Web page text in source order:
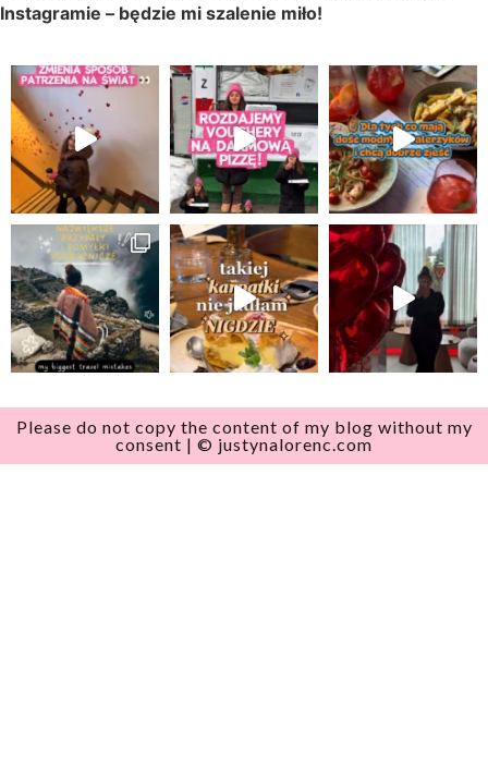
Instagramie – będzie mi szalenie miło!
Please do not copy the content of my blog without my
consent | © justynalorenc.com